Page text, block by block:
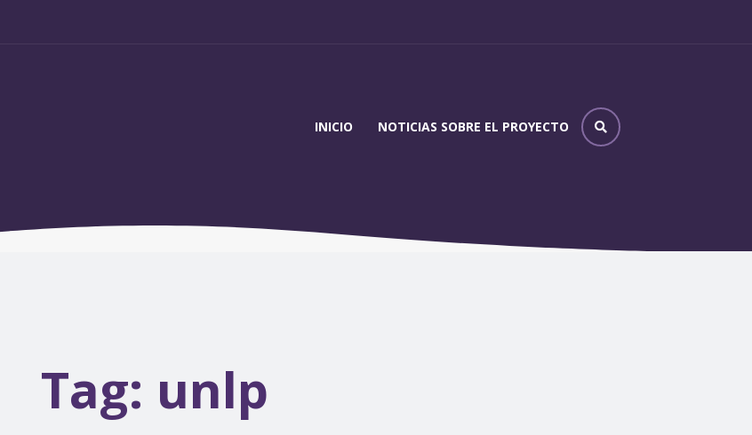
INICIO NOTICIAS SOBRE EL PROYECTO
Tag: unlp